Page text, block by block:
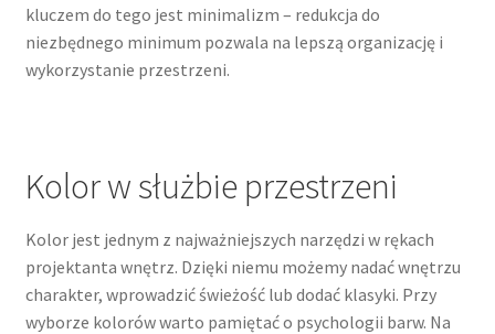
kluczem do tego jest minimalizm – redukcja do
niezbędnego minimum pozwala na lepszą organizację i
wykorzystanie przestrzeni.
Kolor w służbie przestrzeni
Kolor jest jednym z najważniejszych narzędzi w rękach
projektanta wnętrz. Dzięki niemu możemy nadać wnętrzu
charakter, wprowadzić świeżość lub dodać klasyki. Przy
wyborze kolorów warto pamiętać o psychologii barw. Na